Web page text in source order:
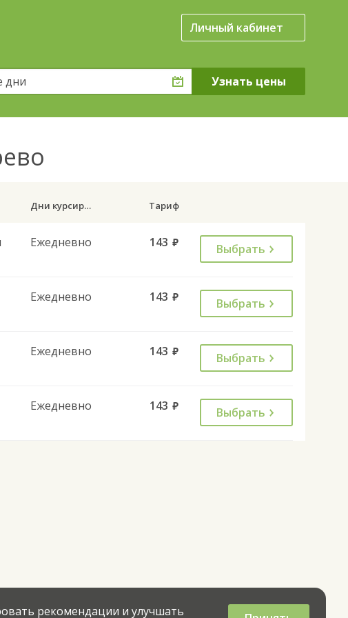
Личный кабинет
дни
Дни курсирования Тариф
Ежедневно 143 руб. Выбрать
Ежедневно 143 руб. Выбрать
Ежедневно 143 руб. Выбрать
Ежедневно 143 руб. Выбрать
рекомендации и улучшать